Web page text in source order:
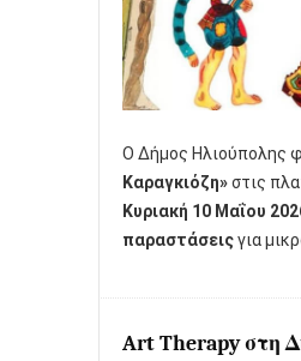
Ο Δήμος Ηλιούπολης
Καραγκιόζη»στις
Κυριακή 10 Μαΐου
παραστάσειςγια
Art Therapy στη